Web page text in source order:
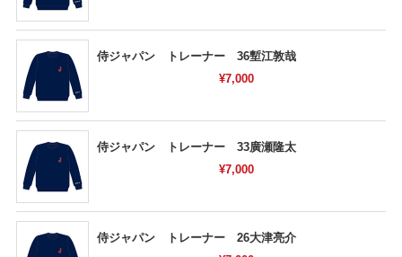
侍ジャパン トレーナー 36塹江敦哉
¥7,000
侍ジャパン トレーナー 33廣瀬隆太
¥7,000
侍ジャパン トレーナー 26大津亮介